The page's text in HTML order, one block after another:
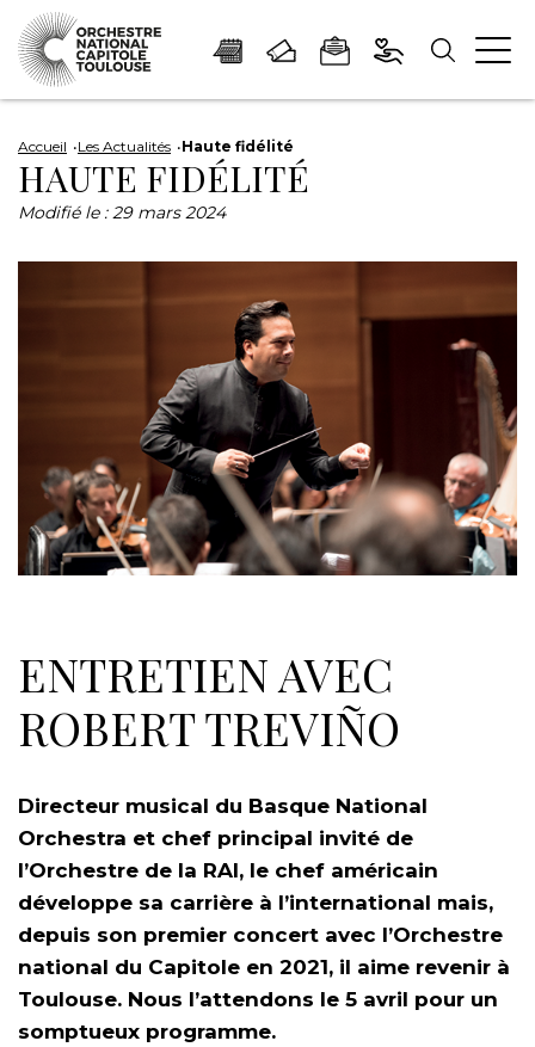
Panneau de gestion des cookies
au
contenu
principal
à
la
navigation
à
la
Accueil Les Actualités Haute fidélité
HAUTE FIDÉLITÉ
Modifié le :29 mars 2024
ENTRETIEN AVEC
ROBERT TREVIÑO
Directeur musical du Basque National
Orchestra et chef principal invité de
l’Orchestre de la RAI, le chef américain
développe sa carrière à l’international mais,
depuis son premier concert avec l’Orchestre
national du Capitole en 2021, il aime revenir à
Toulouse. Nous l’attendons le 5 avril pour un
somptueux programme.